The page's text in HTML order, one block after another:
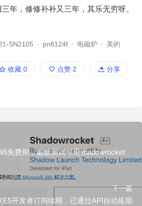
年，修修补补又三年，其乐无穷呀。
SN2105 · pn8124f · 电磁炉 · 美的
收藏 0 点赞 2 分享
免费用，最新测试可用shadowrocket
下一篇
E5开发者订阅续期，已通过API自动延期